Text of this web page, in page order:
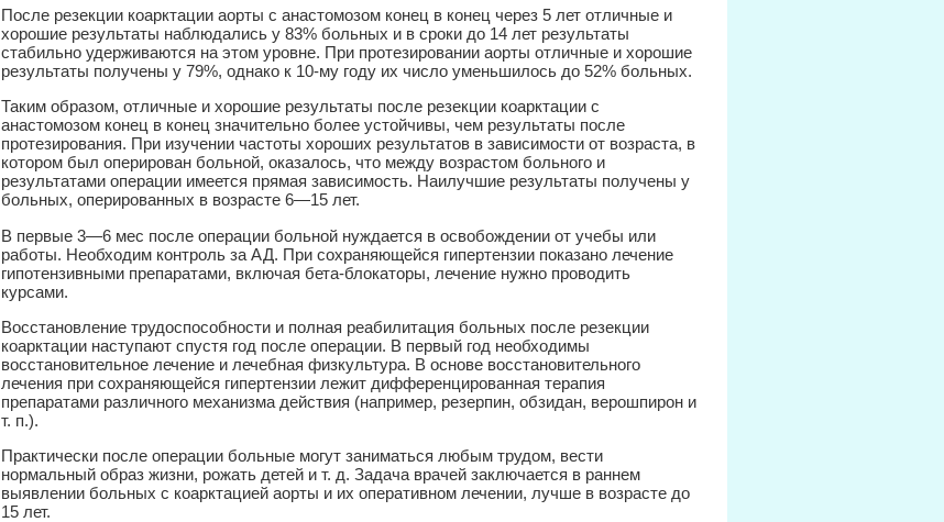
После резекции коарктации аорты с анастомозом конец в конец через 5 лет отличные и
хорошие результаты наблюдались у 83% больных и в сроки до 14 лет результаты
стабильно удерживаются на этом уровне. При протезировании аорты отличные и хорошие
результаты получены у 79%, однако к 10-му году их число уменьшилось до 52% больных.
Таким образом, отличные и хорошие результаты после резекции коарктации с
анастомозом конец в конец значительно более устойчивы, чем результаты после
протезирования. При изучении частоты хороших результатов в зависимости от возраста, в
котором был оперирован больной, оказалось, что между возрастом больного и
результатами операции имеется прямая зависимость. Наилучшие результаты получены у
больных, оперированных в возрасте 6—15 лет.
В первые 3—6 мес после операции больной нуждается в освобождении от учебы или
работы. Необходим контроль за АД. При сохраняющейся гипертензии показано лечение
гипотензивными препаратами, включая бета-блокаторы, лечение нужно проводить
курсами.
Восстановление трудоспособности и полная реабилитация больных после резекции
коарктации наступают спустя год после операции. В первый год необходимы
восстановительное лечение и лечебная физкультура. В основе восстановительного
лечения при сохраняющейся гипертензии лежит дифференцированная терапия
препаратами различного механизма действия (например, резерпин, обзидан, верошпирон и
т. п.).
Практически после операции больные могут заниматься любым трудом, вести
нормальный образ жизни, рожать детей и т. д. Задача врачей заключается в раннем
выявлении больных с коарктацией аорты и их оперативном лечении, лучше в возрасте до
15 лет.